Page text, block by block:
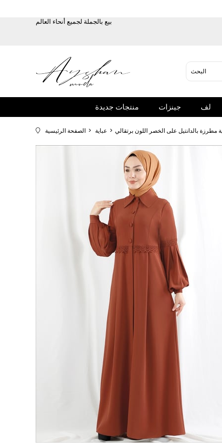
بيع بالجملة لجميع أنحاء العالم
منتجات جديدة جينزات لف
الصفحة الرئيسية عباية مطرزة بالدانتيل على الخصر اللون برتقالي